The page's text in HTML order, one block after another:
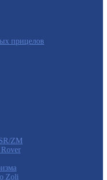
прицелов
ZM
Zoli